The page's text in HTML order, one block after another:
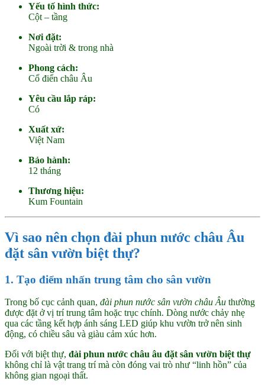
Yếu tố hình thức:
Cột – tầng
Nơi đặt:
Ngoài trời & trong nhà
Phong cách:
Cổ điển châu Âu
Yêu cầu lắp ráp:
Có
Xuất xứ:
Việt Nam
Bảo hành:
12 tháng
Thương hiệu:
Kum Fountain
Vì sao nên chọn đài phun nước châu Âu
đặt sân vườn biệt thự?
1. Tạo điểm nhấn trung tâm cho sân vườn
Trong bố cục cảnh quan, đài phun nước sân vườn châu Âu thường
được đặt ở vị trí trung tâm hoặc trục chính. Dòng nước chảy nhẹ
qua các tầng kết hợp ánh sáng LED giúp khu vườn trở nên sinh
động, có chiều sâu và giàu cảm xúc hơn.
Đối với biệt thự, đài phun nước châu âu đặt sân vườn biệt thự
không chỉ là vật trang trí mà còn đóng vai trò như “linh hồn” của
không gian ngoại thất.